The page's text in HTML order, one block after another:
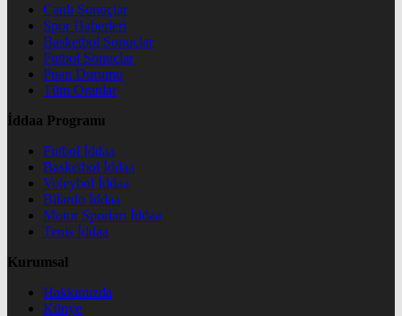
Canlı Sonuçlar
Spor Haberleri
Basketbol Sonuçlar
Futbol Sonuçlar
Puan Durumu
Tüm Oranlar
İddaa Programı
Futbol İddaa
Basketbol İddaa
Voleybol İddaa
Bilardo İddaa
Motor Sporları İddaa
Tenis İddaa
Kurumsal
Hakkımızda
Künye